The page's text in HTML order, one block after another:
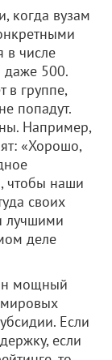
когда вузам
в числе
даже 500.
в группе,
попадут.
Например,
«Хорошо,
чтобы наши
своих
лучшими
деле
мощный
мировых
Если
если